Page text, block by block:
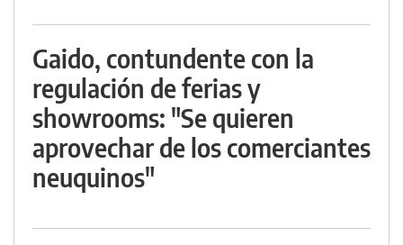
Gaido, contundente con la
regulación de ferias y
showrooms: "Se quieren
aprovechar de los comerciantes
neuquinos"